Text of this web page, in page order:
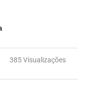
385 Visualizações